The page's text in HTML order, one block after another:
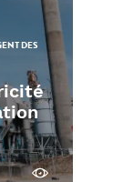
DES
Découvrir